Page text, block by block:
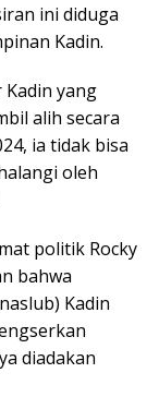
ini diduga
Kadin.
yang
alih secara
ia tidak bisa
oleh
politik Rocky
bahwa
Kadin
diadakan